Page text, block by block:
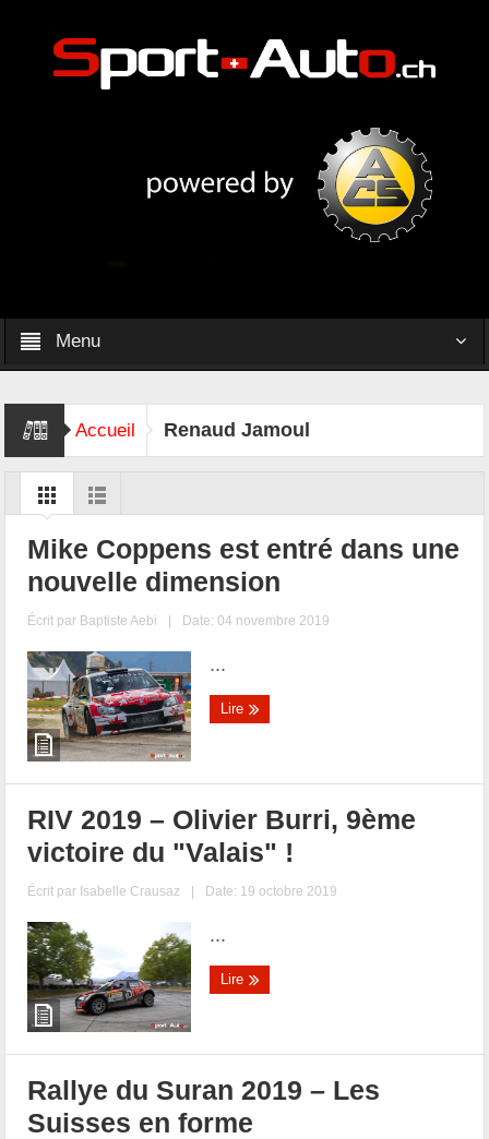
Menu
Accueil Renaud Jamoul
Mike Coppens est entré dans une
nouvelle dimension
Écrit par Baptiste Aebi | Date: 04 novembre 2019
...
Lire
RIV 2019 – Olivier Burri, 9ème
victoire du "Valais" !
Écrit par Isabelle Crausaz | Date: 19 octobre 2019
...
Lire
Rallye du Suran 2019 – Les
Suisses en forme